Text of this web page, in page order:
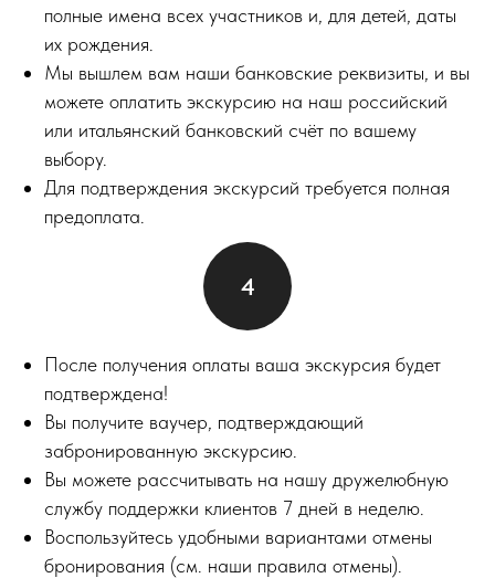
полные имена всех участников и, для детей, даты
их рождения.
Мы вышлем вам наши банковские реквизиты, и вы
можете оплатить экскурсию на наш российский
или итальянский банковский счёт по вашему
выбору.
Для подтверждения экскурсий требуется полная
предоплата.
После получения оплаты ваша экскурсия будет
подтверждена!
Вы получите ваучер, подтверждающий
забронированную экскурсию.
Вы можете рассчитывать на нашу дружелюбную
службу поддержки клиентов 7 дней в неделю.
Воспользуйтесь удобными вариантами отмены
бронирования (см. наши правила отмены).